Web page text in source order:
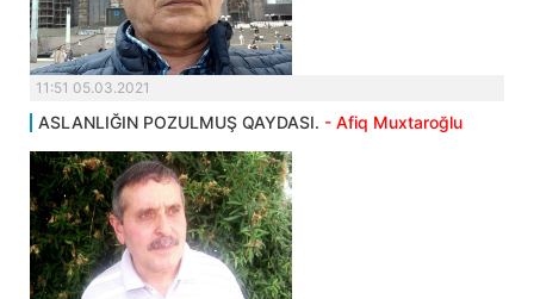
11:51 05.03.2021
ASLANLIĞIN POZULMUŞ QAYDASI. - Afiq Muxtaroğlu